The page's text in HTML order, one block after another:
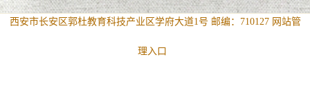
西安市长安区郭杜教育科技产业区学府大道1号 邮编：710127 网站管
理入口